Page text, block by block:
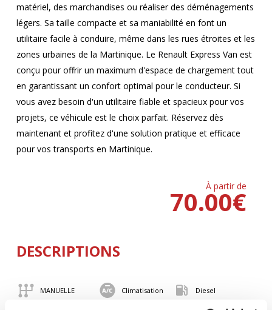
matériel, des marchandises ou réaliser des déménagements
légers. Sa taille compacte et sa maniabilité en font un
utilitaire facile à conduire, même dans les rues étroites et les
zones urbaines de la Martinique. Le Renault Express Van est
conçu pour offrir un maximum d'espace de chargement tout
en garantissant un confort optimal pour le conducteur. Si
vous avez besoin d'un utilitaire fiable et spacieux pour vos
projets, ce véhicule est le choix parfait. Réservez dès
maintenant et profitez d'une solution pratique et efficace
pour vos transports en Martinique.
À partir de
€
70.00
DESCRIPTIONS
MANUELLE Climatisation Diesel